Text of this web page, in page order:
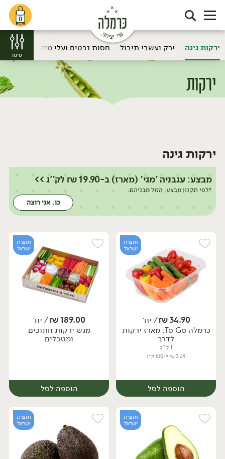
0
ירקות
ירקות גינה ירק ועשבי תיבול חסות נבטים ועלי מיקרו
סינון
דף הבית
ירקות גינה
מבצע: עגבניה 'מגי' (מארז) ב-19.90 ₪ לק''ג >>
*לפי תקנון מבצע, הזול מבניהם.
כן, אני רוצה
תוצרת
ישראל
34.90
₪/ יח׳
כרמלה To Go: מארז ירקות
לדרך
1 ק״ג
3.49 ₪ ל-100 ק״ג
הוספה לסל
תוצרת
ישראל
189.00
₪/ יח׳
מגש ירקות חתוכים
ומטבלים
הוספה לסל
תוצרת
ישראל
תוצרת
ישראל